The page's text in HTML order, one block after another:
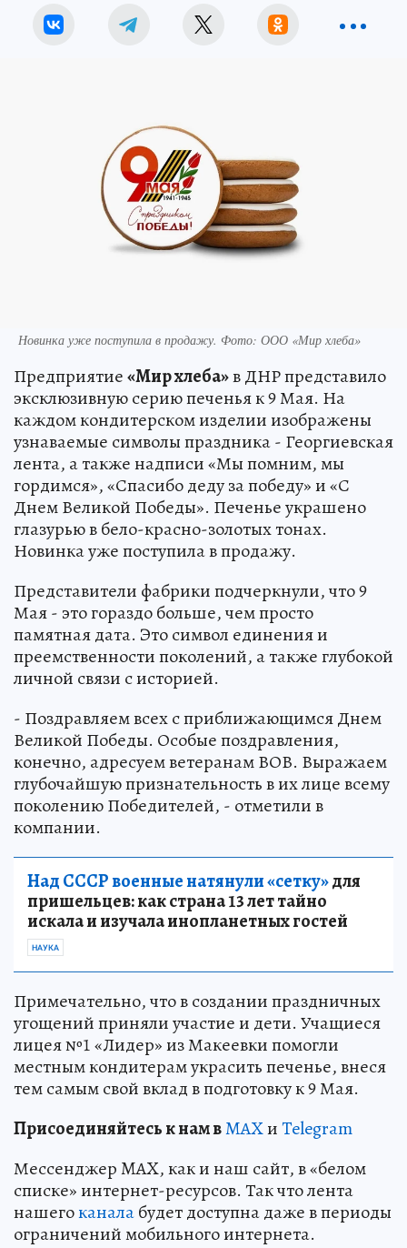
Новинка уже поступила в продажу. Фото: ООО «Мир хлеба»
Предприятие«Мир хлеба»в ДНР представило
эксклюзивную серию печенья к 9 Мая. На
каждом кондитерском изделии изображены
узнаваемые символы праздника - Георгиевская
лента, а также надписи «Мы помним, мы
гордимся», «Спасибо деду за победу» и «С
Днем Великой Победы». Печенье украшено
глазурью в бело-красно-золотых тонах.
Новинка уже поступила в продажу.
Представители фабрики подчеркнули, что 9
Мая - это гораздо больше, чем просто
памятная дата. Это символ единения и
преемственности поколений, а также глубокой
личной связи с историей.
- Поздравляем всех с приближающимся Днем
Великой Победы. Особые поздравления,
конечно, адресуем ветеранам ВОВ. Выражаем
глубочайшую признательность в их лице всему
поколению Победителей, - отметили в
компании.
Над СССР военные натянули «сетку»для
пришельцев: как страна 13 лет тайно
искала и изучала инопланетных гостей
НАУКА
Примечательно, что в создании праздничных
угощений приняли участие и дети. Учащиеся
лицея №1 «Лидер» из Макеевки помогли
местным кондитерам украсить печенье, внеся
тем самым свой вклад в подготовку к 9 Мая.
Присоединяйтесь к нам вMAXиTelegram
Мессенджер MAX, как и наш сайт, в «белом
списке» интернет-ресурсов. Так что лента
нашегоканалабудет доступна даже в периоды
ограничений мобильного интернета.